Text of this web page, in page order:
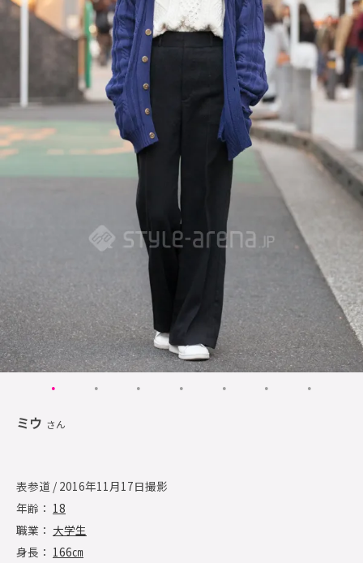
ミウ さん
表参道 / 2016年11月17日撮影
年齢： 18
職業： 大学生
身長： 166㎝